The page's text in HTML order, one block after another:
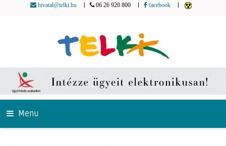
hivatal@telki.hu 06 26 920 800 facebook
Menu